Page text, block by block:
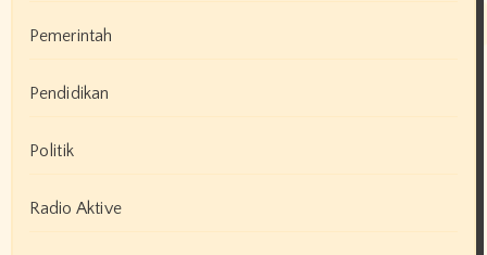
Pemerintah
Pendidikan
Politik
Radio Aktive